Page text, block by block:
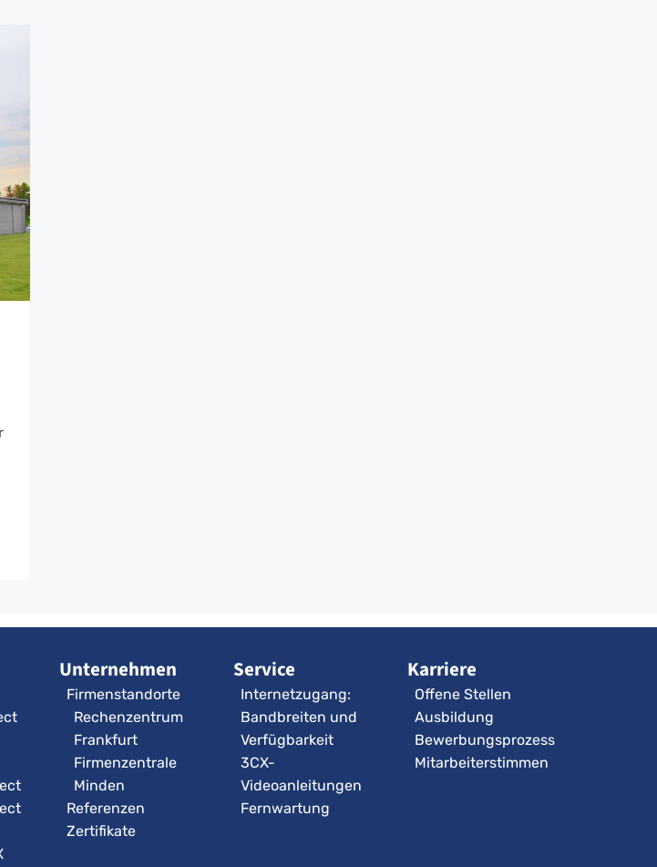
Unternehmen
Firmenstandorte
Rechenzentrum
Frankfurt
Firmenzentrale
Minden
Referenzen
Zertifikate
Service
Internetzugang:
Bandbreiten und
Verfügbarkeit
3CX-
Videoanleitungen
Fernwartung
Karriere
Offene Stellen
Ausbildung
Bewerbungsprozess
Mitarbeiterstimmen